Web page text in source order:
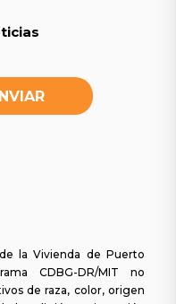
la Vivienda de Puerto
CDBG-DR/MIT no
de raza, color, origen